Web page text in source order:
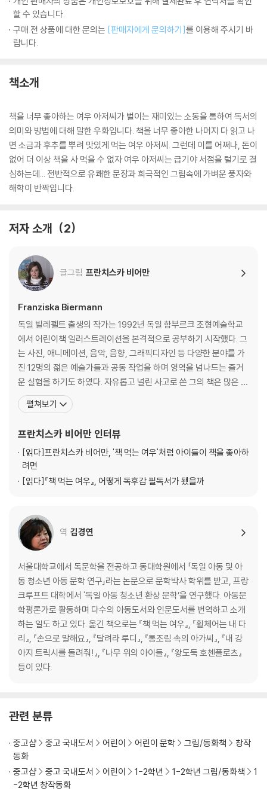
할 수 있습니다.
구매 전 상품에 대한 문의는 [판매자에게 문의하기]를 이용해 주시기 바
랍니다.
책소개
책을 너무 좋아하는 여우 아저씨가 벌이는 재미있는 소동을 통하여 독서의
의미와 방법에 대해 말한 우화입니다. 책을 너무 좋아한 나머지 다 읽고 나
면 소금과 후추를 뿌려 맛있게 먹는 여우 아저씨. 그런데 이를 어쩌나, 돈이
없어 더 이상 책을 사 먹을 수 없자 여우 아저씨는 급기야 서점을 털기로 결
심하는데... 전반적으로 유쾌한 문장과 희극적인 그림속에 가벼운 풍자와
해학이 반짝입니다.
저자 소개 2
글그림 프란치스카 비어만
Franziska Biermann
독일 빌레펠트 출생의 작가는 1992년 독일 함부르크 조형예술학교
에서 어린이책 일러스트레이션을 본격적으로 공부하기 시작했다. 그
는 사진, 애니메이션, 음악, 음향, 그래픽디자인 등 다양한 분야를 가
진 12명의 젊은 예술가들과 공동 작업을 하며 영역을 넘나드는 즐거
운 실험을 하기도 하였다. 자유롭고 널린 사고로 쓴 그의 책은 많은 어
린이들에게 인기가 있다. 그녀가 출간한 ‘책 먹는 여우’는 최근 한국에
서 100쇄를 돌파했다. 지금까지 35만명 어린이 독자들이 이 책을 만
미있는 소동을 통하여 독서의 의미와 방법
펼쳐보기
프란치스카 비어만 인터뷰
[읽다]프란치스카 비어만, '책 먹는 여우'처럼 아이들이 책을 좋아하
려면
[읽다]『책 먹는 여우』, 어떻게 독후감 필독서가 됐을까
역 김경연
서울대학교에서 독문학을 전공하고 동대학원에서 「독일 아동 및 아
동 청소년 아동 문학 연구」라는 논문으로 문학박사 학위를 받고, 프랑
크루프트 대학에서 '독일 아동 청소년 환상 문학’을 연구했다. 아동문
학평론가로 활동하며 다수의 아동도서와 인문도서를 번역하고 소개
하는 일도 하고 있다. 옮긴 책으로는 『책 먹는 여우』, 『휠체어는 내 다
리』, 『손으로 말해요』, 『달려라 루디』, 『통조림 속의 아가씨』, 『내 강
아지 트릭시를 돌려줘!』, 『나무 위의 아이들』, 『왕도둑 호첸플로츠』
등이 있다.
관련 분류
중고샵 중고 국내도서 어린이 어린이 문학 그림/동화책
창작
동화
중고샵
중고 국내도서 어린이 1-2학년 1-2학년 그림/동화책
1
-2학년 창작동화